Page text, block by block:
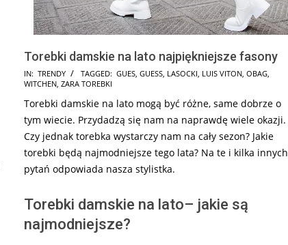
Torebki damskie na lato najpiękniejsze fasony
2025-
06-
20
IN: TRENDY TAGGED: GUES, GUESS, LASOCKI, LUIS VITON, OBAG,
WITCHEN, ZARA TOREBKI
Torebki damskie na lato mogą być różne, same dobrze o
tym wiecie. Przydadzą się nam na naprawdę wiele okazji.
Czy jednak torebka wystarczy nam na cały sezon? Jakie
torebki będą najmodniejsze tego lata? Na te i kilka innych
pytań odpowiada nasza stylistka.
Torebki damskie na lato– jakie są
najmodniejsze?